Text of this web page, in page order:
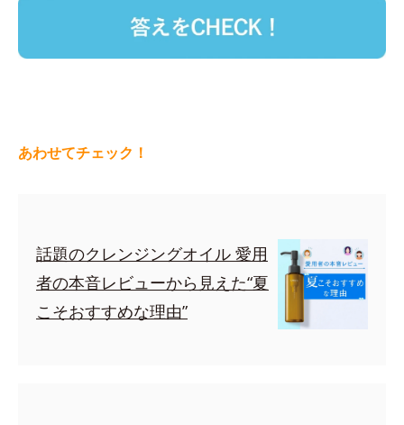
あわせてチェック！
話題のクレンジングオイル 愛用
者の本音レビューから見えた“夏
こそおすすめな理由”